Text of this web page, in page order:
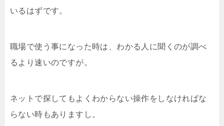
いるはずです。
職場で使う事になった時は、わかる人に聞くのが調べ
るより速いのですが。
ネットで探してもよくわからない操作をしなければな
らない時もありますし。